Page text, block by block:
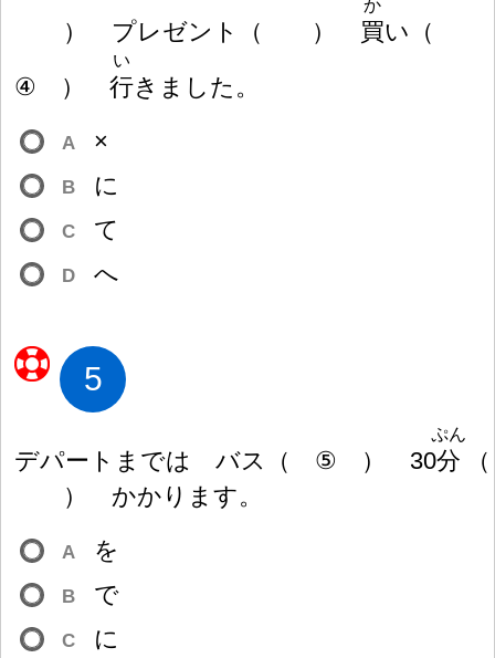
）
プレゼント （ ） 買
か
い （
④
） 行
い
きました。
A ×
B に
C て
D へ
5
デパートまでは バス （ ⑤ ） 30分
ぷん
（
）
かかります。
A を
B で
C に